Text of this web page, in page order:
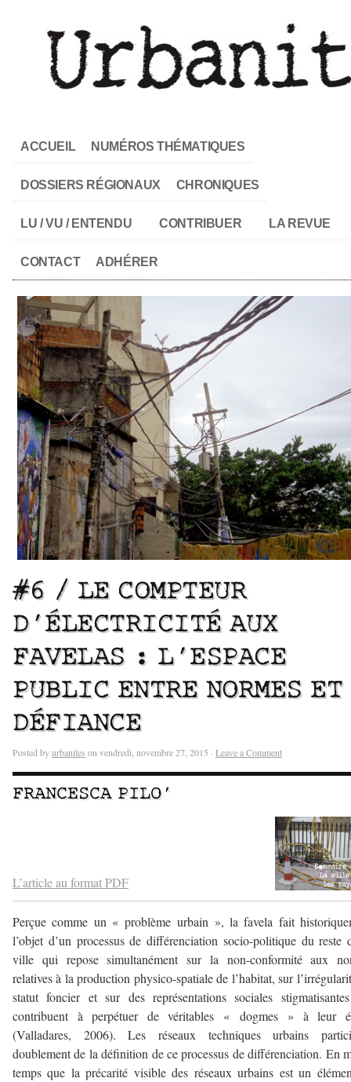
ACCUEIL NUMÉROS THÉMATIQUES
DOSSIERS RÉGIONAUX CHRONIQUES
LU / VU / ENTENDU CONTRIBUER LA REVUE
CONTACT ADHÉRER
#6 / LE COMPTEUR
D’ÉLECTRICITÉ AUX
FAVELAS : L’ESPACE
PUBLIC ENTRE NORMES ET
DÉFIANCE
Posted byurbanites on vendredi, novembre 27, 2015 · Leave a Comment
FRANCESCA PILO’
L’article au format PDF
Perçue comme un « problème urbain », la favela fait
l’objet d’un processus de différenciation socio-politique du reste
ville qui repose simultanément sur la non-conformité aux
relatives à la production physico-spatiale de l’habitat, sur
statut foncier et sur des représentations sociales
contribuent à perpétuer de véritables « dogmes » à leur
(Valladares, 2006). Les réseaux techniques urbains
doublement de la définition de ce processus de différenciation. En
temps que la précarité visible des réseaux urbains est un